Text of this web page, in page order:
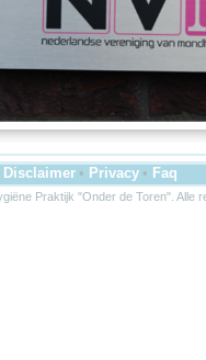
Disclaimer • Privacy • Faq
Praktijk "Onder de Toren". Alle